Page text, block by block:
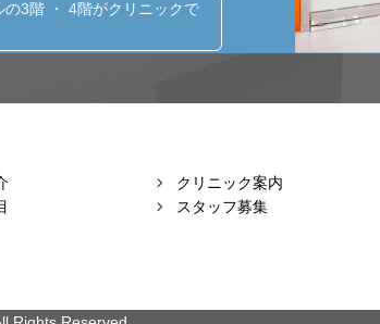
3階 ・ 4階がクリニックで
クリニック案内
スタッフ募集